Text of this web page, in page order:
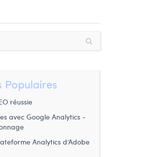
Populaires
réussie
avec Google Analytics -
Analytics d’Adobe